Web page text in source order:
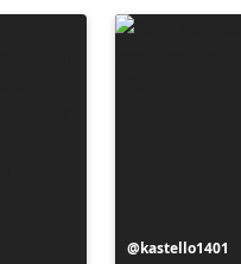
Beitrag
kastello1401